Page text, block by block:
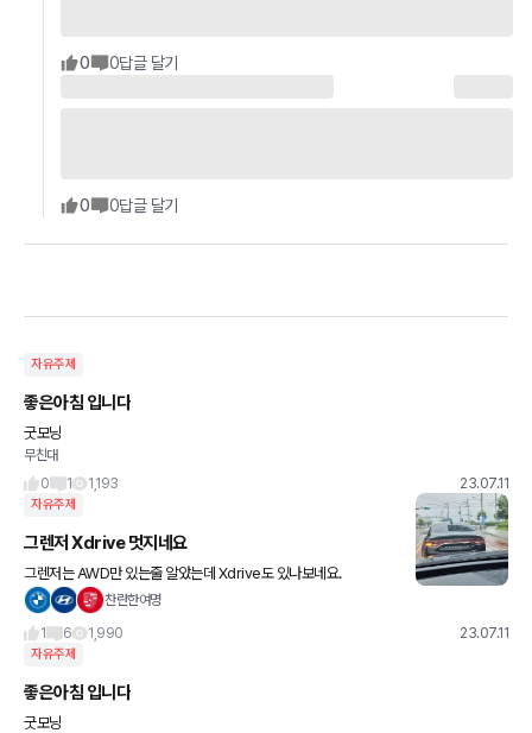
0 0답글 달기
0 0답글 달기
자유주제
좋은아침 입니다
굿모닝
무친대
0
1 1,193 23.07.11
자유주제
그렌저 Xdrive 멋지네요
그렌저는 AWD만 있는줄 알았는데 Xdrive도 있나보네요.
찬란한여명
1
6 1,990 23.07.11
자유주제
좋은아침 입니다
굿모닝